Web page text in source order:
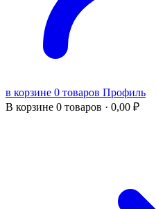
в корзине 0 товаров Профиль
В корзине 0 товаров · 0,00 ₽